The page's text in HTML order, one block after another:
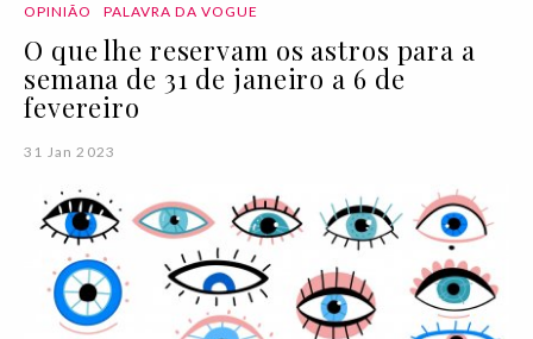
OPINIÃO PALAVRA DA VOGUE
O que lhe reservam os astros para a
semana de 31 de janeiro a 6 de
fevereiro
31 Jan 2023